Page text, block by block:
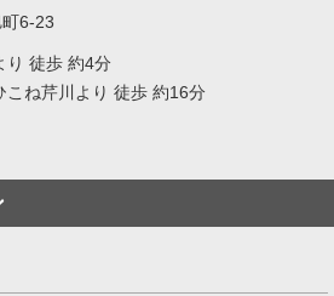
6-23
り 徒歩 約4分
こね芹川より 徒歩 約16分